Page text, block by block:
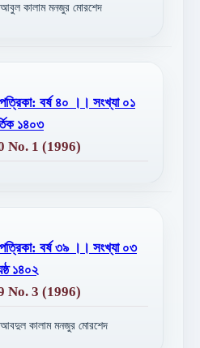
কালাম মনজুর মোরশেদ
বর্ষ ৪০ ।। সংখ্যা ০১
১৪০৩
No. 1 (1996)
বর্ষ ৩৯ ।। সংখ্যা ০৩
১৪০২
No. 3 (1996)
কালাম মনজুর মোরশেদ